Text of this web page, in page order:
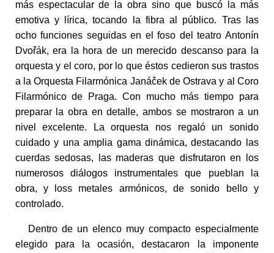
más espectacular de la obra sino que buscó la más
emotiva y lírica, tocando la fibra al público. Tras las
ocho funciones seguidas en el foso del teatro Antonín
Dvořák, era la hora de un merecido descanso para la
orquesta y el coro, por lo que éstos cedieron sus trastos
a la Orquesta Filarmónica Janáček de Ostrava y al Coro
Filarmónico de Praga. Con mucho más tiempo para
preparar la obra en detalle, ambos se mostraron a un
nivel excelente. La orquesta nos regaló un sonido
cuidado y una amplia gama dinámica, destacando las
cuerdas sedosas, las maderas que disfrutaron en los
numerosos diálogos instrumentales que pueblan la
obra, y loss metales armónicos, de sonido bello y
controlado.
Dentro de un elenco muy compacto especialmente
elegido para la ocasión, destacaron la imponente